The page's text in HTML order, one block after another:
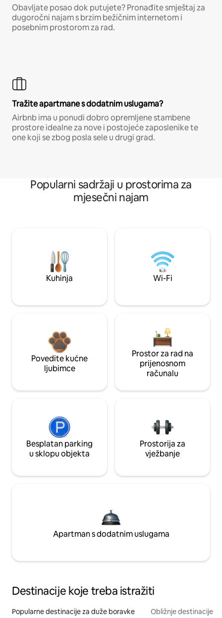
Obavljate posao dok putujete? Pronađite smještaj za
dugoročni najam s brzim bežičnim internetom i
posebnim prostorom za rad.
Tražite apartmane s dodatnim uslugama?
Airbnb ima u ponudi dobro opremljene stambene
prostore idealne za nove i postojeće zaposlenike te
one koji se zbog posla sele u drugi grad.
Popularni sadržaji u prostorima za
mjesečni najam
Kuhinja Wi-Fi
Povedite kućne
ljubimce
Prostor za rad na
prijenosnom
računalu
Besplatan parking
u sklopu objekta
Prostorija za
vježbanje
Apartman s dodatnim uslugama
Destinacije koje treba istražiti
Popularne destinacije za duže boravke Obližnje destinacije